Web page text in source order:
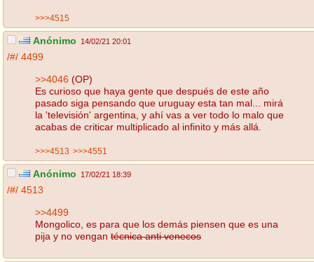
>>>4515
Anónimo 14/02/21 20:01
/#/ 4499
>>4046 (OP)
Es curioso que haya gente que después de este año
pasado siga pensando que uruguay esta tan mal... mirá
la 'televisión' argentina, y ahí vas a ver todo lo malo que
acabas de criticar multiplicado al infinito y más allá.
>>>4513 >>>4551
Anónimo 17/02/21 18:39
/#/ 4513
>>4499
Mongolico, es para que los demás piensen que es una
pija y no vengan técnica anti venecos